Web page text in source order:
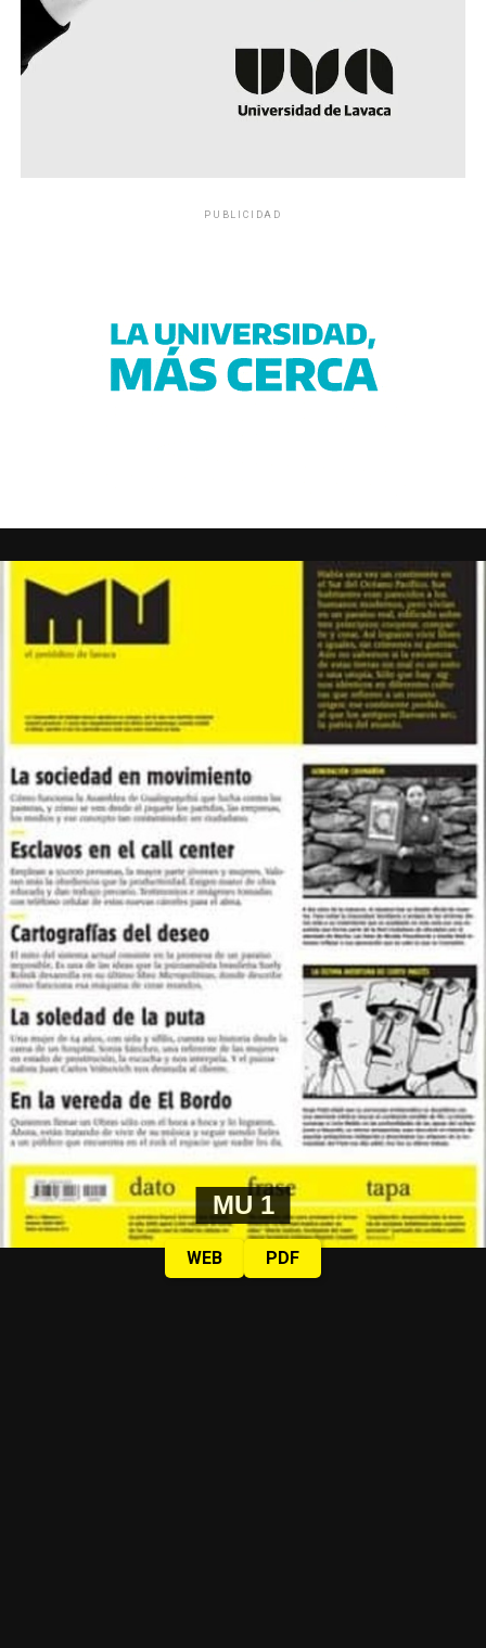
PUBLICIDAD
MU 1
WEB PDF